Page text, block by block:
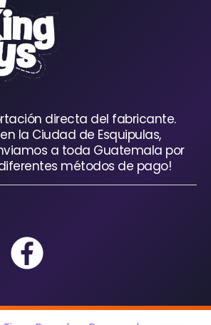
directa del fabricante.
la Ciudad de Esquipulas,
a toda Guatemala por
métodos de pago!